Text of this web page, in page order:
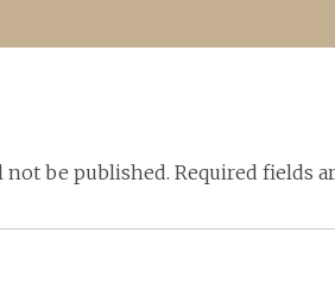
not be published. Required fields